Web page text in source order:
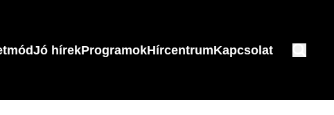
Jó hírekProgramokHírcentrumKapcsolat